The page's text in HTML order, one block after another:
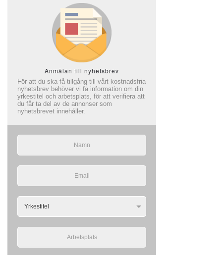
Anmälan till nyhetsbrev
För att du ska få tillgång till vårt kostnadsfria
nyhetsbrev behöver vi få information om din
yrkestitel och arbetsplats, för att verifiera att
du får ta del av de annonser som
nyhetsbrevet innehåller.